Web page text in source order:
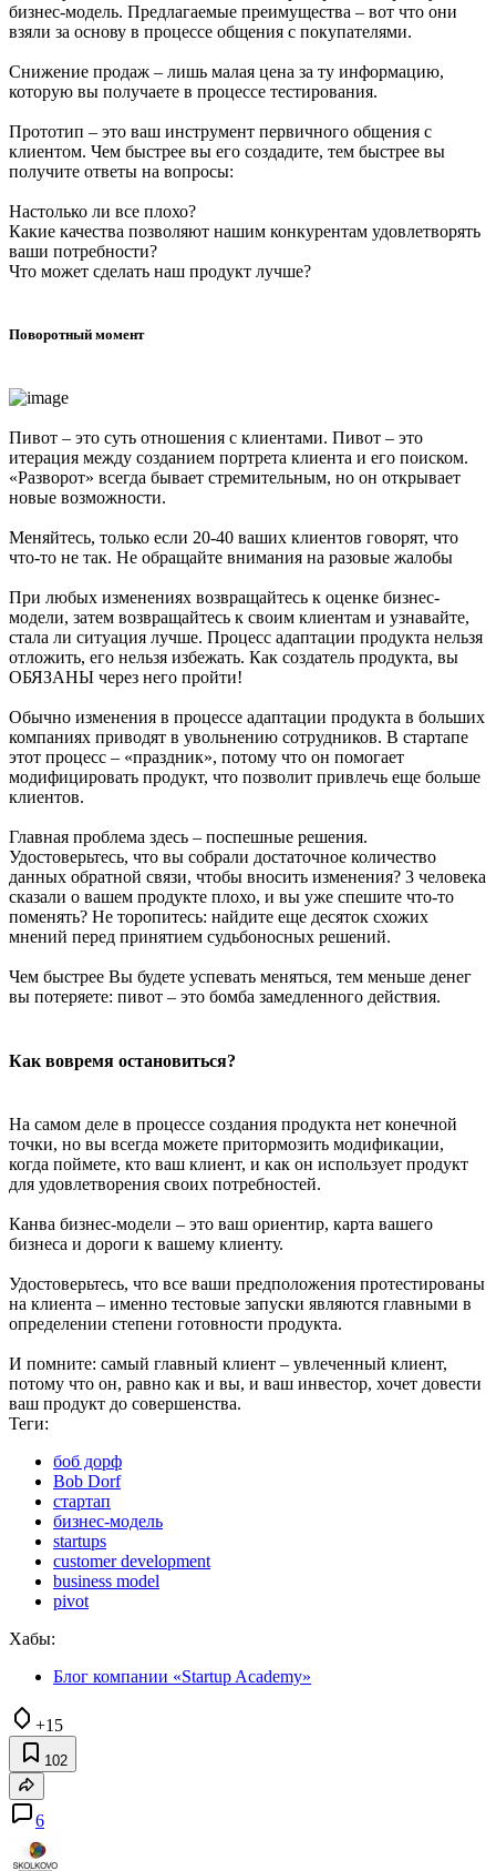
бизнес-модель. Предлагаемые преимущества – вот что они
взяли за основу в процессе общения с покупателями.
Снижение продаж – лишь малая цена за ту информацию,
которую вы получаете в процессе тестирования.
Прототип – это ваш инструмент первичного общения с
клиентом. Чем быстрее вы его создадите, тем быстрее вы
получите ответы на вопросы:
Настолько ли все плохо?
Какие качества позволяют нашим конкурентам удовлетворять
ваши потребности?
Что может сделать наш продукт лучше?
Поворотный момент
Пивот – это суть отношения с клиентами. Пивот – это
итерация между созданием портрета клиента и его поиском.
«Разворот» всегда бывает стремительным, но он открывает
новые возможности.
Меняйтесь, только если 20-40 ваших клиентов говорят, что
что-то не так. Не обращайте внимания на разовые жалобы
При любых изменениях возвращайтесь к оценке бизнес-
модели, затем возвращайтесь к своим клиентам и узнавайте,
стала ли ситуация лучше. Процесс адаптации продукта нельзя
отложить, его нельзя избежать. Как создатель продукта, вы
ОБЯЗАНЫ через него пройти!
Обычно изменения в процессе адаптации продукта в больших
компаниях приводят в увольнению сотрудников. В стартапе
этот процесс – «праздник», потому что он помогает
модифицировать продукт, что позволит привлечь еще больше
клиентов.
Главная проблема здесь – поспешные решения.
Удостоверьтесь, что вы собрали достаточное количество
данных обратной связи, чтобы вносить изменения? 3 человека
сказали о вашем продукте плохо, и вы уже спешите что-то
поменять? Не торопитесь: найдите еще десяток схожих
мнений перед принятием судьбоносных решений.
Чем быстрее Вы будете успевать меняться, тем меньше денег
вы потеряете: пивот – это бомба замедленного действия.
Как вовремя остановиться?
На самом деле в процессе создания продукта нет конечной
точки, но вы всегда можете притормозить модификации,
когда поймете, кто ваш клиент, и как он использует продукт
для удовлетворения своих потребностей.
Канва бизнес-модели – это ваш ориентир, карта вашего
бизнеса и дороги к вашему клиенту.
Удостоверьтесь, что все ваши предположения протестированы
на клиента – именно тестовые запуски являются главными в
определении степени готовности продукта.
И помните: самый главный клиент – увлеченный клиент,
потому что он, равно как и вы, и ваш инвестор, хочет довести
ваш продукт до совершенства.
Теги:
боб дорф
Bob Dorf
стартап
бизнес-модель
startups
customer development
business model
pivot
Хабы:
Блог компании «Startup Academy»
+15
102
6